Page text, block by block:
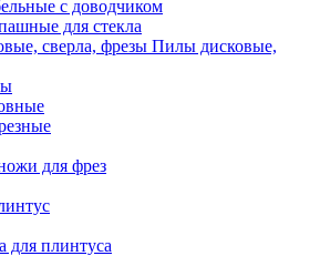
с доводчиком
для стекла
Пилы дисковые,
для фрез
для плинтуса